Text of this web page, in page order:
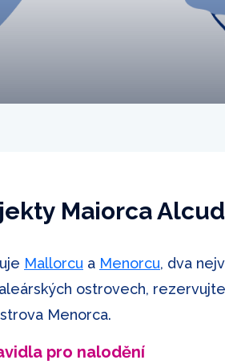
Maiorca
Mallorcu a Menorcu, dva
ostrovech,
Menorca.
pro nalodění